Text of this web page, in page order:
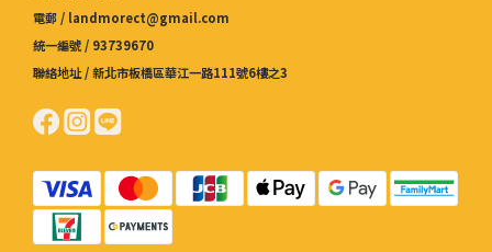
電郵 / landmorect@gmail.com
統一編號 / 93739670
聯絡地址 / 新北市板橋區華江一路111號6樓之3